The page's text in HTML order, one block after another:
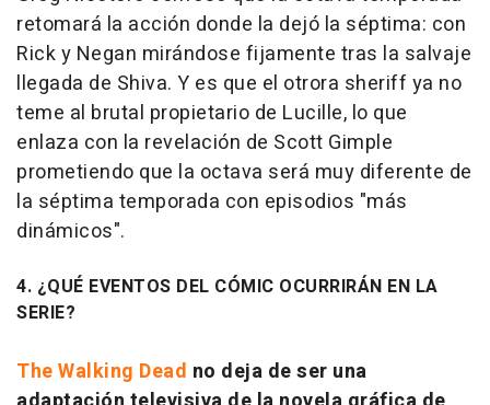
retomará la acción donde la dejó la séptima: con
Rick y Negan mirándose fijamente tras la salvaje
llegada de Shiva. Y es que el otrora sheriff ya no
teme al brutal propietario de Lucille, lo que
enlaza con la revelación de Scott Gimple
prometiendo que la octava será muy diferente de
la séptima temporada con episodios "más
dinámicos".
4. ¿QUÉ EVENTOS DEL CÓMIC OCURRIRÁN EN LA
SERIE?
The Walking Dead no deja de ser una